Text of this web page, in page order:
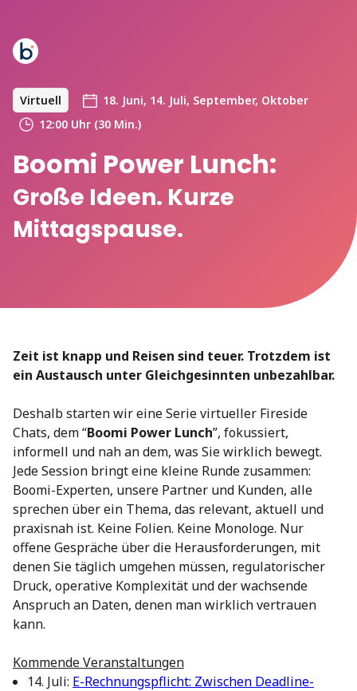
Virtuell
18. Juni, 14. Juli, September, Oktober
12:00 Uhr (30 Min.)
Boomi Power Lunch:
Große Ideen. Kurze
Mittagspause.
Zeit ist knapp und Reisen sind teuer. Trotzdem ist
ein Austausch unter Gleichgesinnten unbezahlbar.
Deshalb starten wir eine Serie virtueller Fireside
Chats, dem “Boomi Power Lunch”, fokussiert,
informell und nah an dem, was Sie wirklich bewegt.
Jede Session bringt eine kleine Runde zusammen:
Boomi-Experten, unsere Partner und Kunden, alle
sprechen über ein Thema, das relevant, aktuell und
praxisnah ist. Keine Folien. Keine Monologe. Nur
offene Gespräche über die Herausforderungen, mit
denen Sie täglich umgehen müssen, regulatorischer
Druck, operative Komplexität und der wachsende
Anspruch an Daten, denen man wirklich vertrauen
kann.
Kommende Veranstaltungen
14. Juli: E-Rechnungspflicht: Zwischen Deadline-